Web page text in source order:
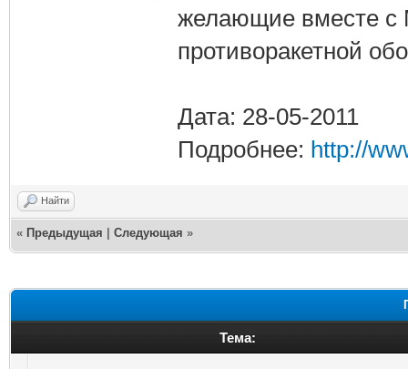
желающие вместе с
противоракетной
Дата: 28-05-2011
Подробнее: http://
Найти
« Предыдущая Следующая »
Тема: